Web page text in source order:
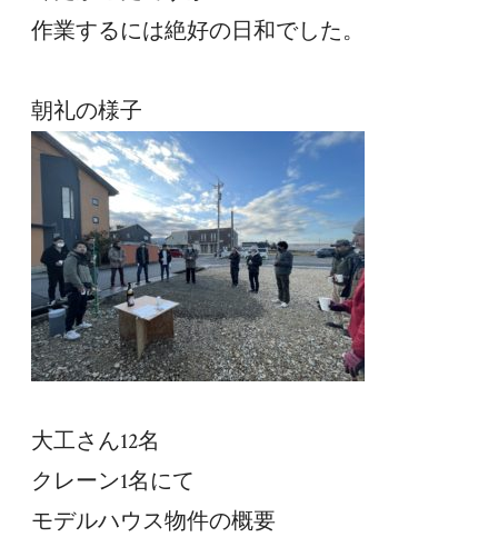
作業するには絶好の日和でした。
朝礼の様子
大工さん12名
クレーン1名にて
モデルハウス物件の概要